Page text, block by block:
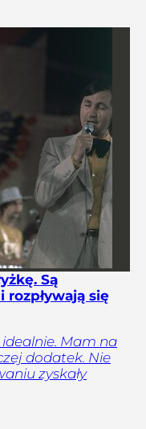
Są
się
Mam na
dodatek. Nie
zyskały